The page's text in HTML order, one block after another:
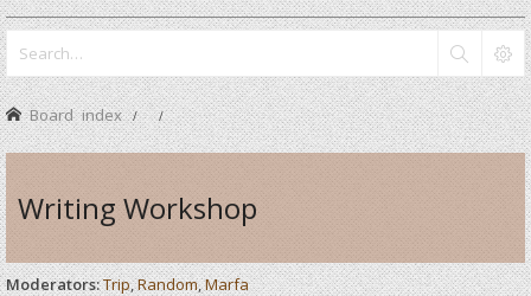
Board index
Writing Workshop
Moderators:Trip,Random,Marfa